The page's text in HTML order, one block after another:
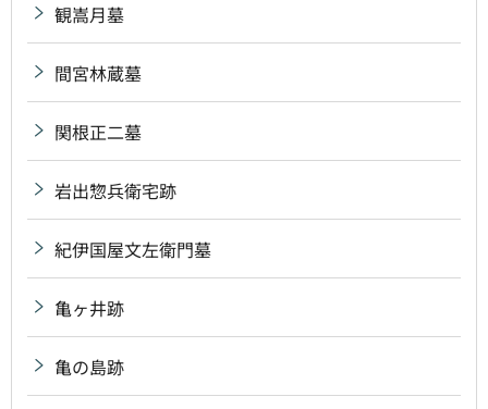
観嵩月墓
間宮林蔵墓
関根正二墓
岩出惣兵衛宅跡
紀伊国屋文左衛門墓
亀ヶ井跡
亀の島跡